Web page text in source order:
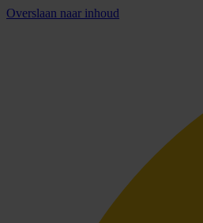
Overslaan naar inhoud